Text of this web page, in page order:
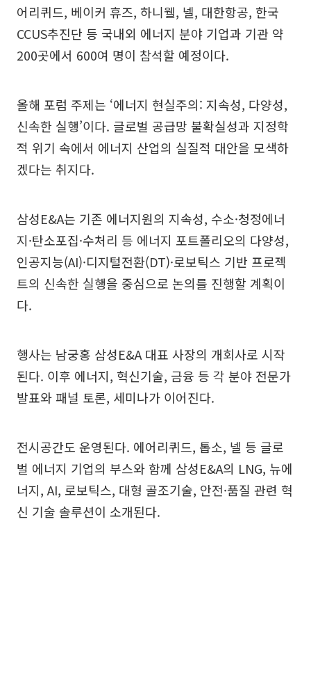
어리퀴드, 베이커 휴즈, 하니웰, 넬, 대한항공, 한국
CCUS추진단 등 국내외 에너지 분야 기업과 기관 약
200곳에서 600여 명이 참석할 예정이다.
올해 포럼 주제는 ‘에너지 현실주의: 지속성, 다양성,
신속한 실행’이다. 글로벌 공급망 불확실성과 지정학
적 위기 속에서 에너지 산업의 실질적 대안을 모색하
겠다는 취지다.
삼성E&A는 기존 에너지원의 지속성, 수소·청정에너
지·탄소포집·수처리 등 에너지 포트폴리오의 다양성,
인공지능(AI)·디지털전환(DT)·로보틱스 기반 프로젝
트의 신속한 실행을 중심으로 논의를 진행할 계획이
다.
행사는 남궁홍 삼성E&A 대표 사장의 개회사로 시작
된다. 이후 에너지, 혁신기술, 금융 등 각 분야 전문가
발표와 패널 토론, 세미나가 이어진다.
전시공간도 운영된다. 에어리퀴드, 톱소, 넬 등 글로
벌 에너지 기업의 부스와 함께 삼성E&A의 LNG, 뉴에
너지, AI, 로보틱스, 대형 골조기술, 안전·품질 관련 혁
신 기술 솔루션이 소개된다.